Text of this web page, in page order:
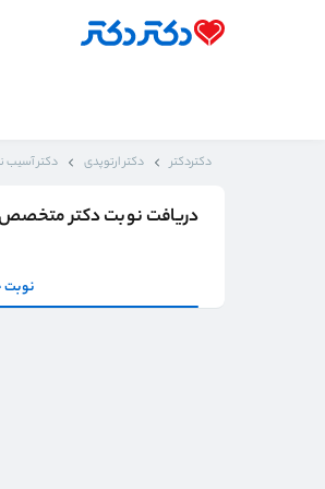
دکتردکتر دکتر ارتوپدی دکتر آسیب
دریافت نوبت دکتر متخصص